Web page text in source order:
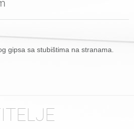
gipsa sa stubištima na stranama.